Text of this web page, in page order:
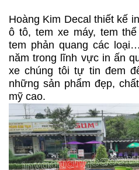
Hoàng Kim Decal thiết kế
ô tô, tem xe máy, tem
tem phản quang các
năm trong lĩnh vực in ấn
xe chúng tôi tự tin đem
những sản phẩm đẹp,
mỹ cao.